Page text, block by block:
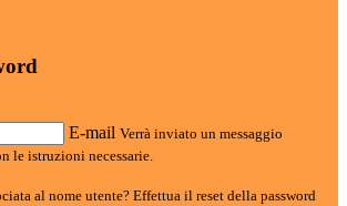
E-mail Verrà inviato un messaggio
le istruzioni necessarie.
al nome utente? Effettua il reset della password